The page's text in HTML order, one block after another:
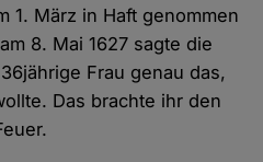
1. März in Haft genommen
8. Mai 1627 sagte die
Frau genau das,
Das brachte ihr den